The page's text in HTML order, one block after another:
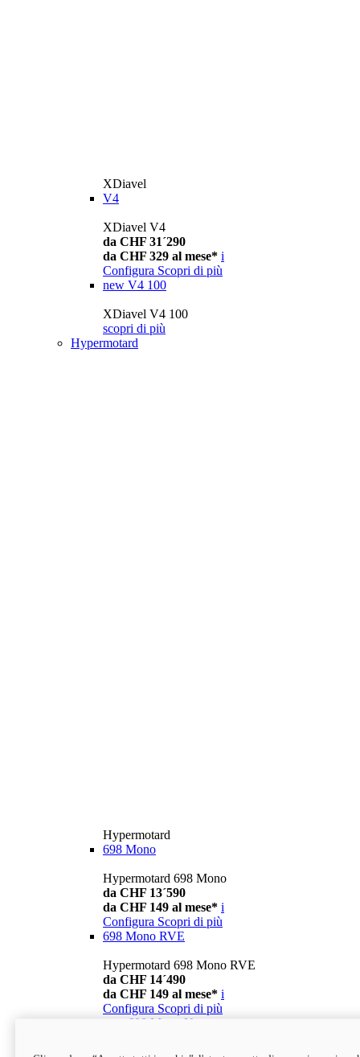
XDiavel
V4
XDiavel V4
da CHF 31´290
da CHF 329 al mese* i
Configura Scopri di più
new V4 100
XDiavel V4 100
scopri di più
Hypermotard
Hypermotard
698 Mono
Hypermotard 698 Mono
da CHF 13´590
da CHF 149 al mese* i
Configura Scopri di più
698 Mono RVE
Hypermotard 698 Mono RVE
da CHF 14´490
da CHF 149 al mese* i
Configura Scopri di più
698 Mono Nera
Hypermotard 698 Mono Nera